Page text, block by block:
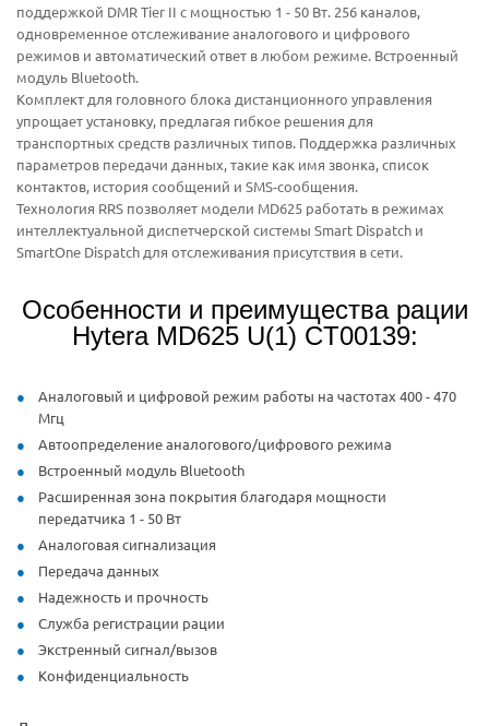
поддержкой DMR Tier II с мощностью 1 - 50 Вт. 256 каналов,
одновременное отслеживание аналогового и цифрового
режимов и автоматический ответ в любом режиме. Встроенный
модуль Bluetooth.
Комплект для головного блока дистанционного управления
упрощает установку, предлагая гибкое решения для
транспортных средств различных типов. Поддержка различных
параметров передачи данных, такие как имя звонка, список
контактов, история сообщений и SMS-сообщения.
Технология RRS позволяет модели MD625 работать в режимах
интеллектуальной диспетчерской системы Smart Dispatch и
SmartOne Dispatch для отслеживания присутствия в сети.
Особенности и преимущества рации
Hytera MD625 U(1) CT00139:
Аналоговый и цифровой режим работы на частотах 400 - 470
Мгц
Автоопределение аналогового/цифрового режима
Встроенный модуль Bluetooth
Расширенная зона покрытия благодаря мощности
передатчика 1 - 50 Вт
Аналоговая сигнализация
Передача данных
Надежность и прочность
Служба регистрации рации
Экстренный сигнал/вызов
Конфиденциальность